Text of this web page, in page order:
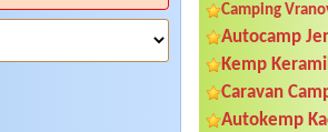
Camping
Autocamp
Kemp
Caravan
Autokemp